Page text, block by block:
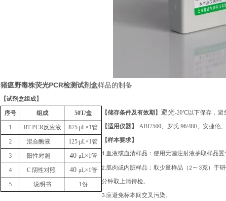
猪瘟野毒株荧光PCR检测试剂盒样品的制备
【试剂盒组成】
序号 组成 50T/盒
1 RT-PCR反应液 875 μL×1管
2 混合酶液 125 μL×1管
3 阳性对照 40 μL×1管
4 C 阴性对照 40 μL×1管
5 说明书 1份
【储存条件及有效期】 避光-20℃以下保存，避
【适用仪器】
ABI7500、罗氏 96/480、安捷伦
【样本要求】
1.血液或血清样品：使用无菌注射液抽取样品置
2.肌肉或内脏样品：取少量样品（2 ～3克）于
分钟取上清待检。
3.应避免标本间交叉污染。